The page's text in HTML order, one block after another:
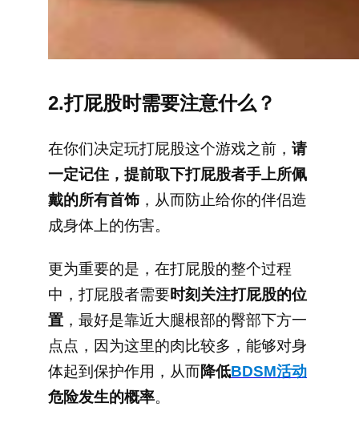
2.打屁股时需要注意什么？
在你们决定玩打屁股这个游戏之前， 请
一定记住，提前取下打屁股者手上所佩
戴的所有首饰 ，从而防止给你的伴侣造
成身体上的伤害。
更为重要的是，在打屁股的整个过程
中，打屁股者需要时刻关注打屁股的位
置 ，最好是靠近大腿根部的臀部下方一
点点，因为这里的肉比较多，能够对身
体起到保护作用，从而降低BDSM活动
危险发生的概率。